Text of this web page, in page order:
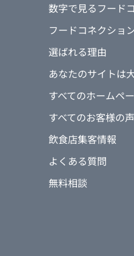
数字で見るフード
フードコネクショ
選ばれる理由
あなたのサイトは
すべてのホームペ
すべてのお客様の
飲食店集客情報
よくある質問
無料相談